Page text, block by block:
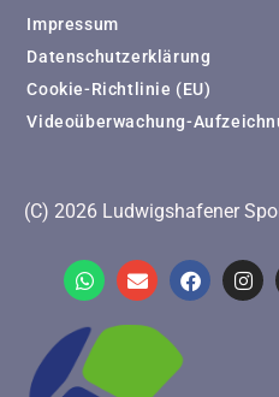
Impressum
Datenschutzerklärung
Cookie-Richtlinie (EU)
Videoüberwachung-
(C) 2026 Ludwigshafener